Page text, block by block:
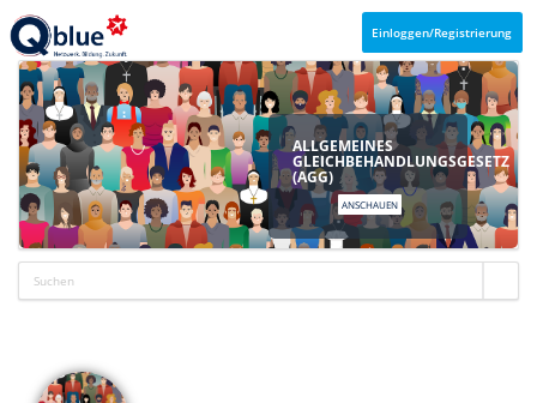
Einloggen/Registrierung
ALLGEMEINES
GLEICHBEHANDLUNGSGESETZ
(AGG)
ANSCHAUEN